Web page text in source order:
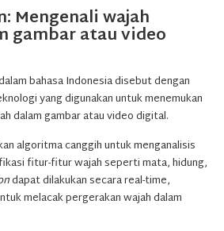
Mengenali wajah
gambar atau video
bahasa Indonesia disebut dengan
yang digunakan untuk menemukan
dalam gambar atau video digital.
algoritma canggih untuk menganalisis
fitur-fitur wajah seperti mata, hidung,
dapat dilakukan secara real-time,
melacak pergerakan wajah dalam